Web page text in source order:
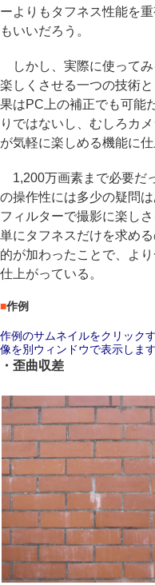
ーよりもタフネス性能を
もいいだろう。
しかし、実際に使って
楽しくさせる一つの技術
果はPC上の補正でも可能
りではないし、むしろカ
が気軽に楽しめる機能に仕
1,200万画素まで必要だ
の操作性には多少の疑問
フィルターで撮影に楽し
単にタフネスだけを求め
的が加わったことで、よ
仕上がっている。
■作例
作例のサムネイルをクリック
像を別ウィンドウで表示します
・歪曲収差